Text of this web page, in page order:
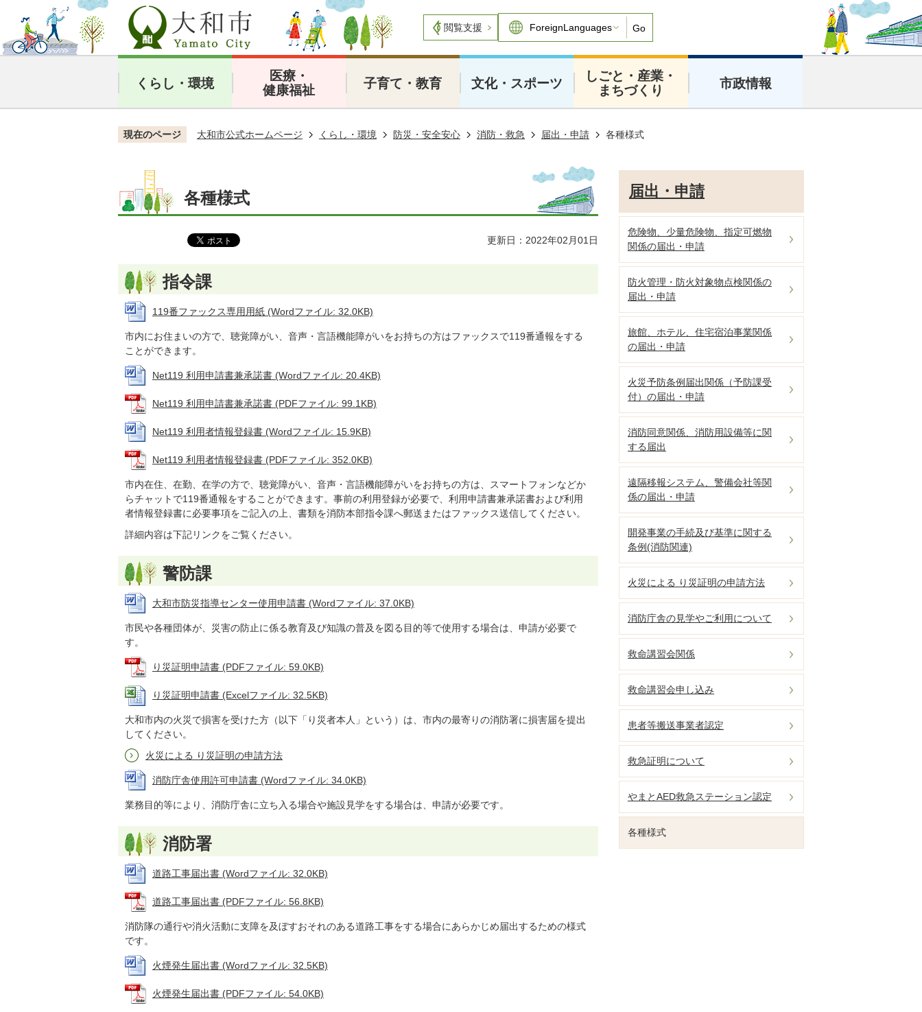
閲覧支援 Go
くらし・環境
医療・
健康福祉
子育て・教育 文化・スポーツ
しごと・産業・
まちづくり
市政情報
現在のページ 大和市公式ホームページ くらし・環境 防災・安全安心 消防・救急 届出・申請 各種様式
各種様式
更新日：2022年02月01日
指令課
119番ファックス専用用紙 (Wordファイル: 32.0KB)
市内にお住まいの方で、聴覚障がい、音声・言語機能障がいをお持ちの方はファックスで119番通報をする
ことができます。
Net119 利用申請書兼承諾書 (Wordファイル: 20.4KB)
Net119 利用申請書兼承諾書 (PDFファイル: 99.1KB)
Net119 利用者情報登録書 (Wordファイル: 15.9KB)
Net119 利用者情報登録書 (PDFファイル: 352.0KB)
市内在住、在勤、在学の方で、聴覚障がい、音声・言語機能障がいをお持ちの方は、スマートフォンなどか
らチャットで119番通報をすることができます。事前の利用登録が必要で、利用申請書兼承諾書および利用
者情報登録書に必要事項をご記入の上、書類を消防本部指令課へ郵送またはファックス送信してください。
詳細内容は下記リンクをご覧ください。
警防課
大和市防災指導センター使用申請書 (Wordファイル: 37.0KB)
市民や各種団体が、災害の防止に係る教育及び知識の普及を図る目的等で使用する場合は、申請が必要で
す。
り災証明申請書 (PDFファイル: 59.0KB)
り災証明申請書 (Excelファイル: 32.5KB)
大和市内の火災で損害を受けた方（以下「り災者本人」という）は、市内の最寄りの消防署に損害届を提出
してください。
火災による り災証明の申請方法
消防庁舎使用許可申請書 (Wordファイル: 34.0KB)
業務目的等により、消防庁舎に立ち入る場合や施設見学をする場合は、申請が必要です。
消防署
道路工事届出書 (Wordファイル: 32.0KB)
道路工事届出書 (PDFファイル: 56.8KB)
消防隊の通行や消火活動に支障を及ぼすおそれのある道路工事をする場合にあらかじめ届出するための様式
です。
火煙発生届出書 (Wordファイル: 32.5KB)
火煙発生届出書 (PDFファイル: 54.0KB)
届出・申請
危険物、少量危険物、指定可燃物
関係の届出・申請
防火管理・防火対象物点検関係の
届出・申請
旅館、ホテル、住宅宿泊事業関係
の届出・申請
火災予防条例届出関係（予防課受
付）の届出・申請
消防同意関係、消防用設備等に関
する届出
遠隔移報システム、警備会社等関
係の届出・申請
開発事業の手続及び基準に関する
条例(消防関連)
火災による り災証明の申請方法
消防庁舎の見学やご利用について
救命講習会関係
救命講習会申し込み
患者等搬送事業者認定
救急証明について
やまとAED救急ステーション認定
各種様式